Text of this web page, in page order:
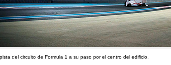
del circuito de Formula 1 a su paso por el centro del edificio.